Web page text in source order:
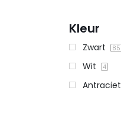
Kleur
Zwart 85
Wit 4
Antraciet